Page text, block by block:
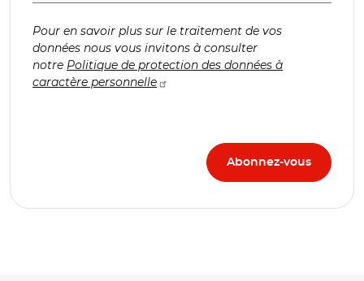
Pour en savoir plus sur le traitement de vos
données nous vous invitons à consulter
notre Politique de protection des données à
caractère personnelle